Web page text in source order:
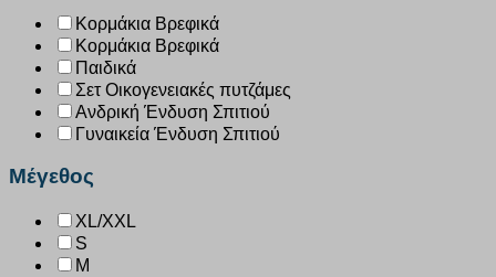
Κορμάκια Βρεφικά
Κορμάκια Βρεφικά
Παιδικά
Σετ Οικογενειακές πυτζάμες
Ανδρική Ένδυση Σπιτιού
Γυναικεία Ένδυση Σπιτιού
Μέγεθος
XL/XXL
S
M